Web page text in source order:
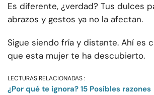
Es diferente, ¿verdad? Tus dulces
abrazos y gestos ya no la afectan.
Sigue siendo fría y distante. Ahí es
que esta mujer te ha descubierto.
LECTURAS RELACIONADAS :
¿Por qué te ignora? 15 Posibles razones